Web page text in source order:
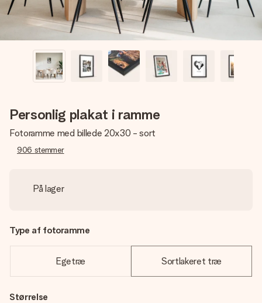
Personlig plakat i ramme
Fotoramme med billede 20x30 - sort
906 stemmer
På lager
Type af fotoramme
Egetræ Sortlakeret træ
Størrelse